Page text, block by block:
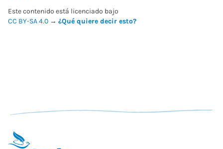
Este contenido está licenciado bajo
CC BY-SA 4.0 → ¿Qué quiere decir esto?